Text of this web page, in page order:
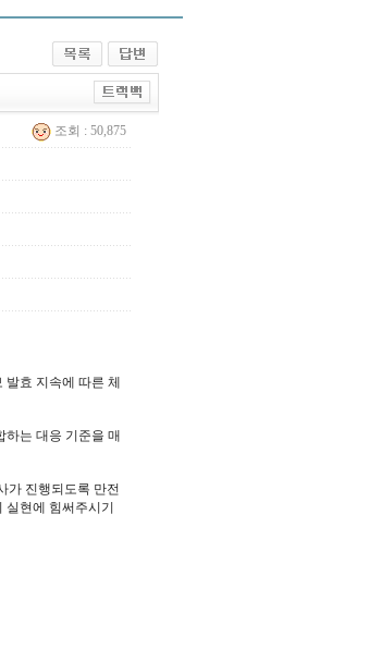
조회 : 50,875
발효 지속에 따른 체
하는 대응 기준을 매
가 진행되도록 만전
현에 힘써주시기